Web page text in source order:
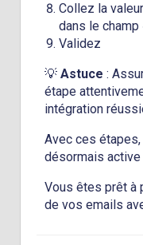
Collez la
dans le
Validez
💡 Astuce :
étape
intégration
Avec ces
désormais active
Vous êtes prêt à
de vos emails